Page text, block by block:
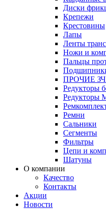
Диски
Крепежи
Крестовины
Лапы
Ленты
Ножи и
Пальцы
ПРОЧИЕ
Редукторы
Ремни
Сальники
Сегменты
Фильтры
Цепи и
Шатуны
О компании
Качество
Контакты
Акции
Новости